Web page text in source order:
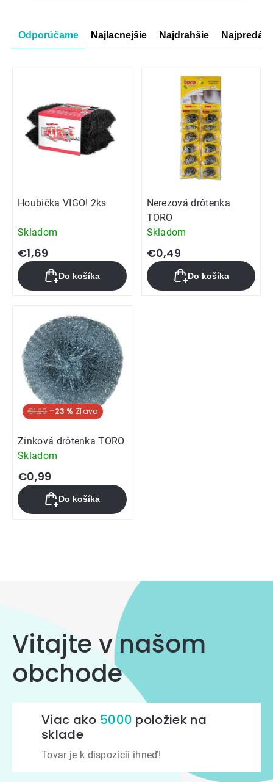
Radenie
produktov
Odporúčame Najlacnejšie Najdrahšie
Houbička VIGO! 2ks
Skladom
€1,69
Do košíka
Nerezová drôtenka
TORO
Skladom
€0,49
Do košíka
€1,29 –23 %
Zinková drôtenka TORO
Skladom
€0,99
Do košíka
prvky
výpisu
Vitajte v našom
obchode
Viac ako 5000 položiek na
sklade
Tovar je k dispozícii ihneď!